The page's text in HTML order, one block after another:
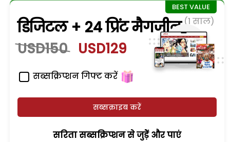
डिजिटल + 24 प्रिंट मैगजीन (1 साल)
USD150 USD129
सब्सक्रिप्शन गिफ्ट करें
सब्सक्राइब करें
सरिता सब्सक्रिप्शन से जुड़ेें और पाएं